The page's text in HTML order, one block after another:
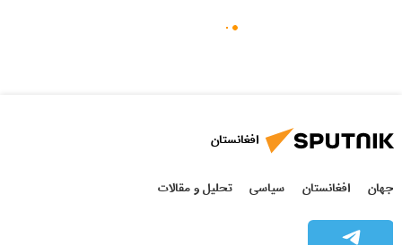
افغانستان
جهان افغانستان سیاسی تحلیل و مقالات